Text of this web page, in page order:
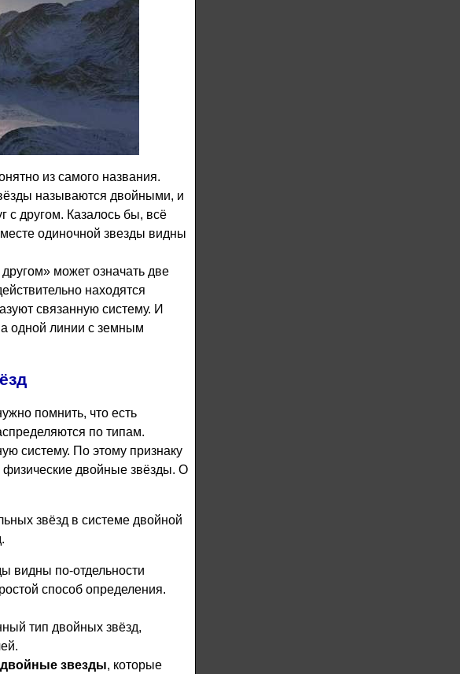
из самого названия.
называются двойными, и
с другом. Казалось бы, всё
одиночной звезды видны
может означать две
находятся
связанную систему. И
одной линии с земным
помнить, что есть
по типам.
систему. По этому признаку
физические двойные звёзды. О
звёзд в системе двойной
видны по-отдельности
способ определения.
тип двойных звёзд,
звезды, которые